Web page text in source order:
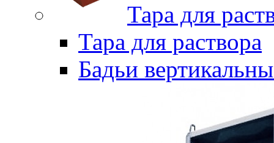
Тара для
Тара для раствора
Бадьи